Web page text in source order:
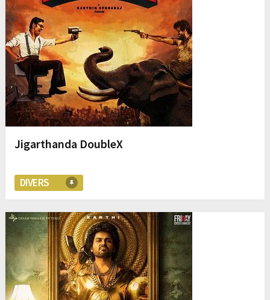
Jigarthanda DoubleX
DIVERS